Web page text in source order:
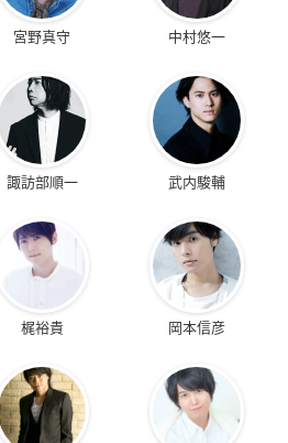
宮野真守 中村悠一
諏訪部順一 武内駿輔
梶裕貴 岡本信彦